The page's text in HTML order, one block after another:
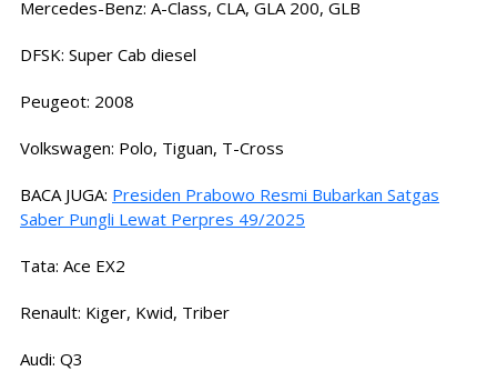
Mercedes-Benz: A-Class, CLA, GLA 200, GLB
DFSK: Super Cab diesel
Peugeot: 2008
Volkswagen: Polo, Tiguan, T-Cross
BACA JUGA: Presiden Prabowo Resmi Bubarkan Satgas
Saber Pungli Lewat Perpres 49/2025
Tata: Ace EX2
Renault: Kiger, Kwid, Triber
Audi: Q3